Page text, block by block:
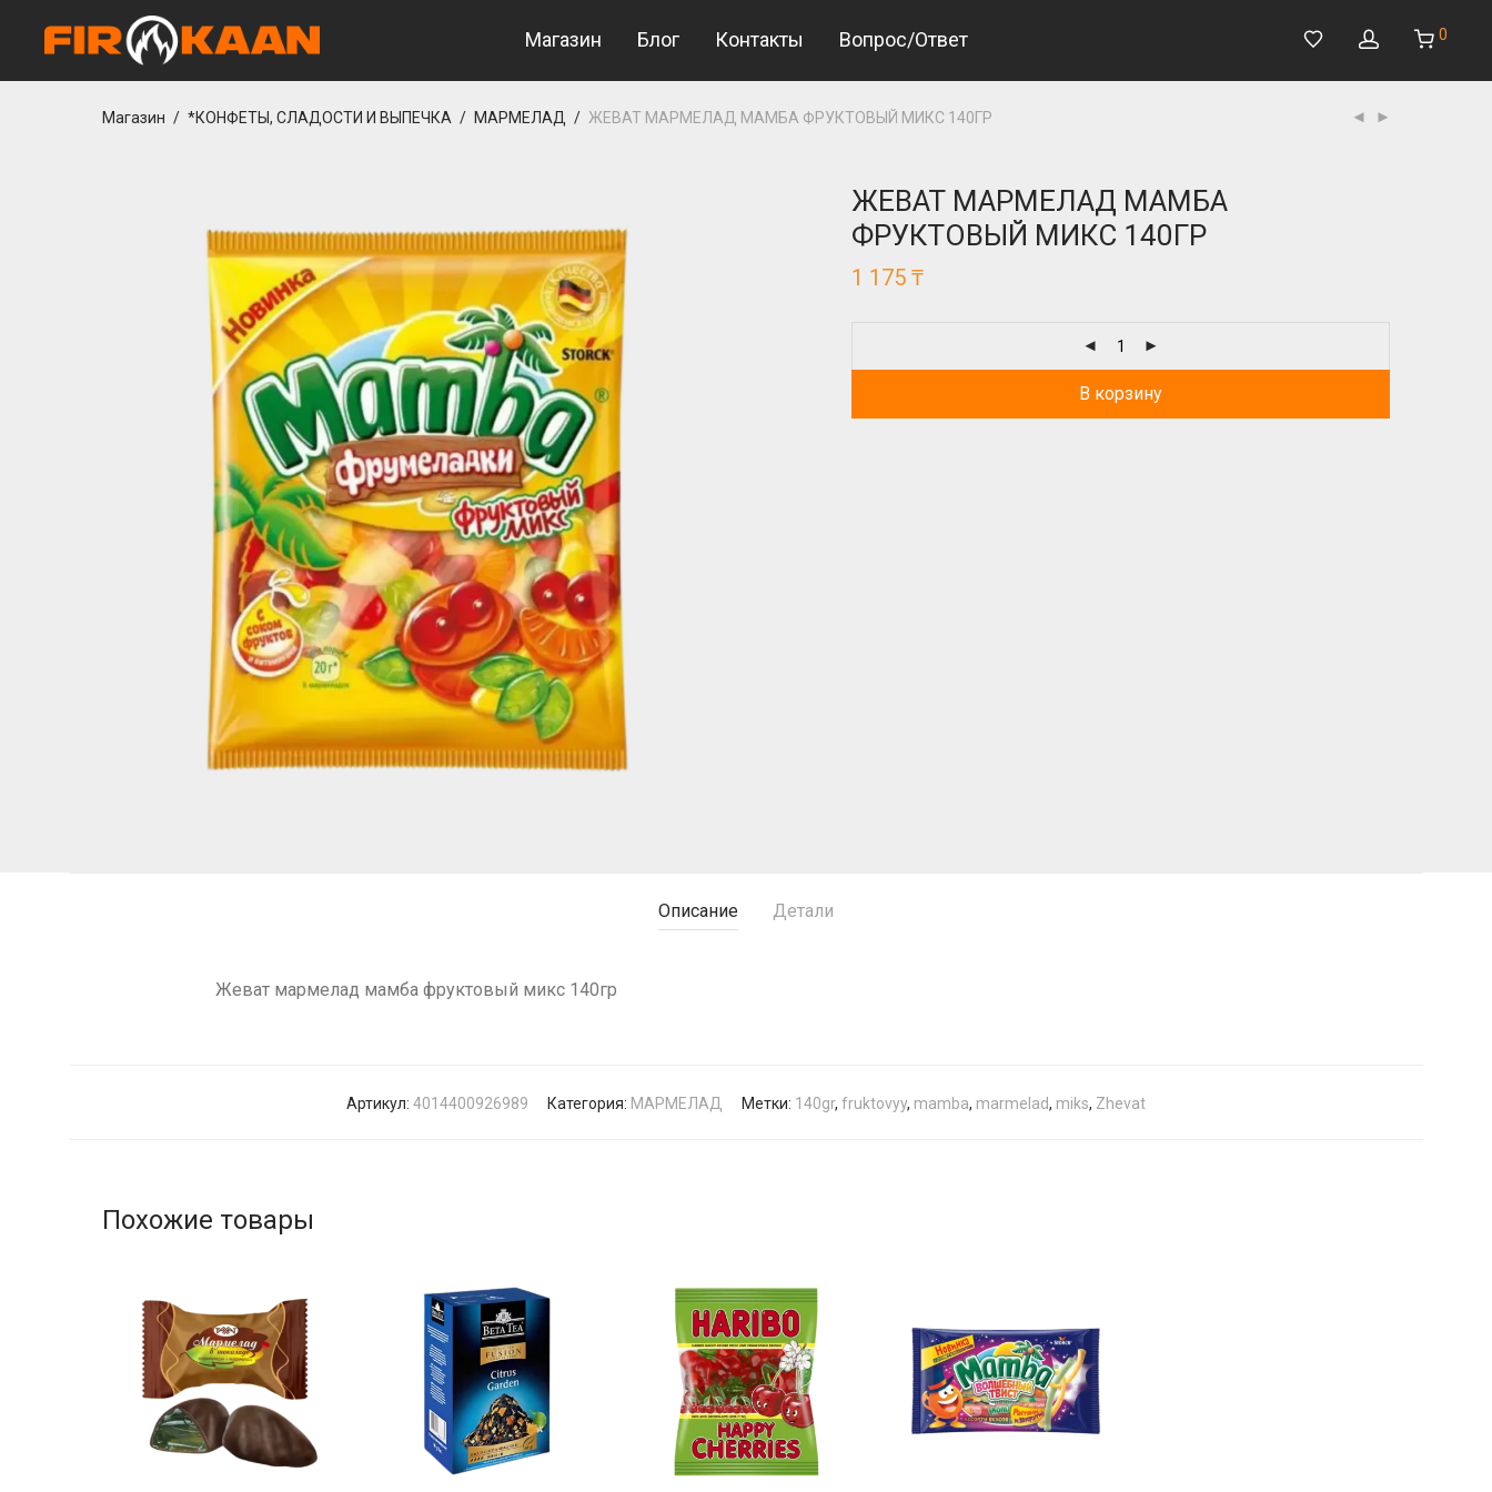
Магазин Блог Контакты Вопрос/Ответ 0
Магазин / *КОНФЕТЫ, СЛАДОСТИ И ВЫПЕЧКА / МАРМЕЛАД / ЖЕВАТ МАРМЕЛАД МАМБА ФРУКТОВЫЙ МИКС 140ГР
ЖЕВАТ МАРМЕЛАД МАМБА
ФРУКТОВЫЙ МИКС 140ГР
1 175 ₸
В корзину
Описание Детали
Жеват мармелад мамба фруктовый микс 140гр
Артикул: 4014400926989 Категория: МАРМЕЛАД Метки: 140gr, fruktovyy, mamba, marmelad, miks, Zhevat
Похожие товары
grandpashabet